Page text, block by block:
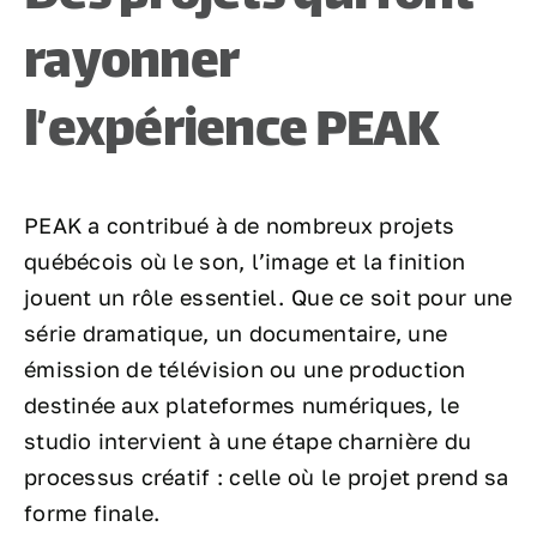
rayonner
l’expérience PEAK
PEAK a contribué à de nombreux projets
québécois où le son, l’image et la finition
jouent un rôle essentiel. Que ce soit pour une
série dramatique, un documentaire, une
émission de télévision ou une production
destinée aux plateformes numériques, le
studio intervient à une étape charnière du
processus créatif : celle où le projet prend sa
forme finale.